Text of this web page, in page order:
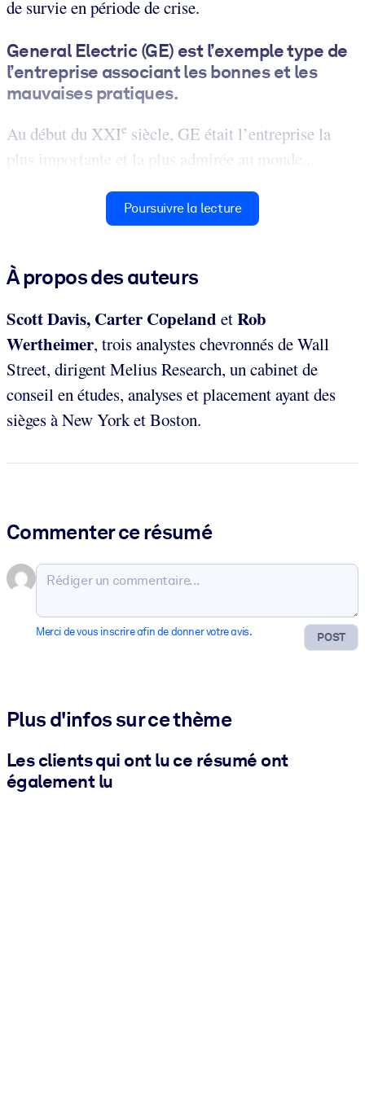
de survie en période de crise.
General Electric (GE) est l’exemple type de
l’entreprise associant les bonnes et les
mauvaises pratiques.
Au début du XXIe siècle, GE était l’entreprise la
plus importante et la plus admirée au monde...
Poursuivre la lecture
À propos des auteurs
Scott Davis, Carter Copeland etRob
Wertheimer, troisanalystes chevronnés de Wall
Street, dirigent Melius Research, un cabinet de
conseil en études, analyses et placement ayant des
sièges à New York et Boston.
Commenter ce résumé
POST
Merci de vous inscrire afin de donner votre avis.
Plus d'infos sur ce thème
Les clients qui ont lu ce résumé ont
également lu